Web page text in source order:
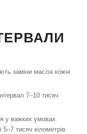
заміни масла кожні
7–10 тисяч
у важких умовах
тисяч кілометрів